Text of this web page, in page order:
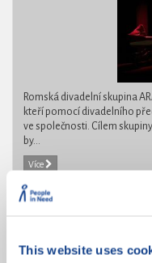
This website uses
Romská divadelní skupina
kteří pomocí divadelního
ve společnosti. Cílem
by...
Více